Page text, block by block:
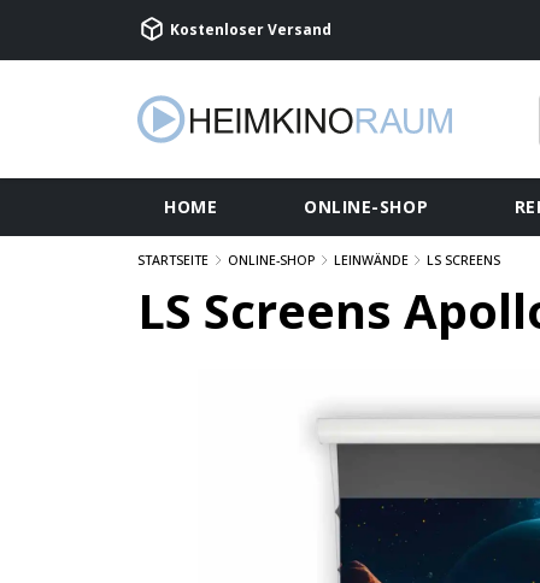
Kostenloser Versand
HOME ONLINE-SHOP
STARTSEITE ONLINE-SHOP LEINWÄNDE LS SCREENS
LS Screens